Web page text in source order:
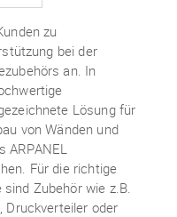
zu
bei der
an. In
Lösung für
von Wänden und
ARPANEL
Für die richtige
Zubehör wie z.B.
Druckverteiler oder